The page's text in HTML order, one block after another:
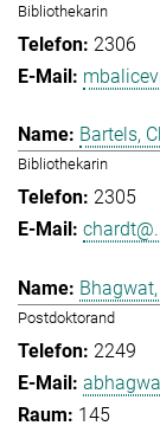
Bibliothekarin
2306
Bartels,
Bibliothekarin
2305
Postdoktorand
2249
145